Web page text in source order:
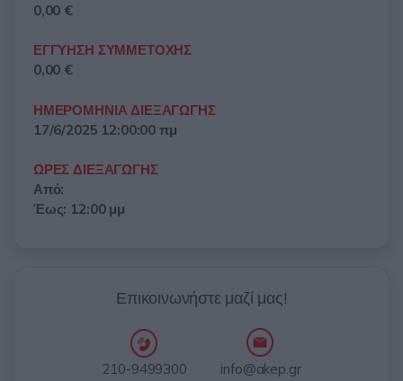
0,00 €
ΕΓΓΥΗΣΗ ΣΥΜΜΕΤΟΧΗΣ
0,00 €
ΗΜΕΡΟΜΗΝΙΑ ΔΙΕΞΑΓΩΓΗΣ
17/6/2025 12:00:00 πμ
ΩΡΕΣ ΔΙΕΞΑΓΩΓΗΣ
Από:
Έως: 12:00 μμ
Επικοινωνήστε μαζί μας!
210-9499300 info@akep.gr